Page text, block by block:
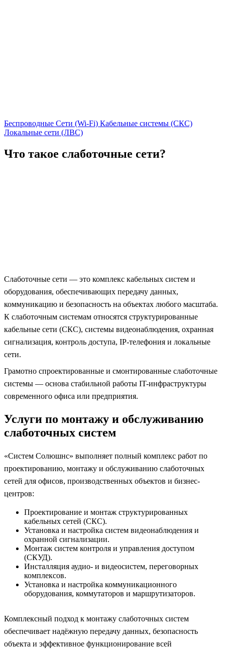
Беспроводные Сети (Wi-Fi) Кабельные системы (СКС)
Локальные сети (ЛВС)
Что такое слаботочные сети?
Слаботочные сети — это комплекс кабельных систем и
оборудования, обеспечивающих передачу данных,
коммуникацию и безопасность на объектах любого масштаба.
К слаботочным системам относятся структурированные
кабельные сети (СКС), системы видеонаблюдения, охранная
сигнализация, контроль доступа, IP-телефония и локальные
сети.
Грамотно спроектированные и смонтированные слаботочные
системы — основа стабильной работы IT-инфраструктуры
современного офиса или предприятия.
Услуги по монтажу и обслуживанию
слаботочных систем
«Систем Солюшнс» выполняет полный комплекс работ по
проектированию, монтажу и обслуживанию слаботочных
сетей для офисов, производственных объектов и бизнес-
центров:
Проектирование и монтаж структурированных
кабельных сетей (СКС).
Установка и настройка систем видеонаблюдения и
охранной сигнализации.
Монтаж систем контроля и управления доступом
(СКУД).
Инсталляция аудио- и видеосистем, переговорных
комплексов.
Установка и настройка коммуникационного
оборудования, коммутаторов и маршрутизаторов.
Комплексный подход к монтажу слаботочных систем
обеспечивает надёжную передачу данных, безопасность
объекта и эффективное функционирование всей